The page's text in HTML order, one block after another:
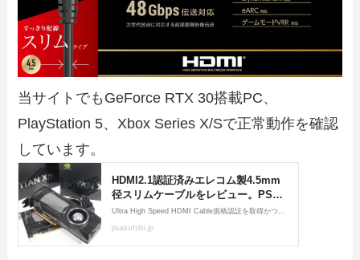
当サイトでもGeForce RTX 30搭載PC、
PlayStation 5、Xbox Series X/Sで正常動作を確認
しています。